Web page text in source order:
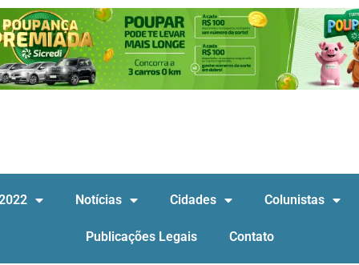
Notícias Cidades Colunistas
Publicações Legais Contato